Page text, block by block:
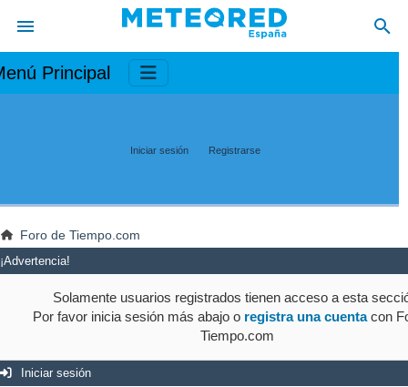
Principal
Iniciar sesión Registrarse
Foro de Tiempo.com
¡Advertencia!
Solamente usuarios registrados tienen acceso a esta
Por favor inicia sesión más abajo o registra una cuentacon
Tiempo.com
Iniciar sesión